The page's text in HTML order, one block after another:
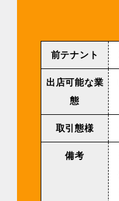
前テナント
出店可能な業
態
取引態様
備考